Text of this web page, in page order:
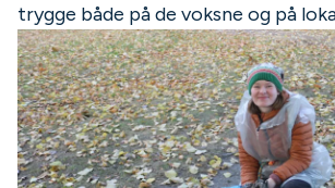
trygge både på de voksne og på